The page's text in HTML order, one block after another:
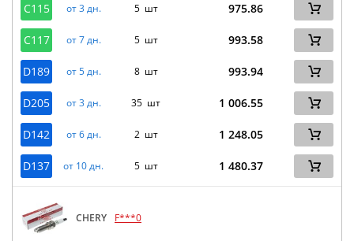
C115 от 3 дн. 5 шт 975.86
C117 от 7 дн. 5 шт 993.58
D189 от 5 дн. 8 шт 993.94
D205 от 3 дн. 35 шт 1 006.55
D142 от 6 дн. 2 шт 1 248.05
D137 от 10 дн. 5 шт 1 480.37
CHERY F***0